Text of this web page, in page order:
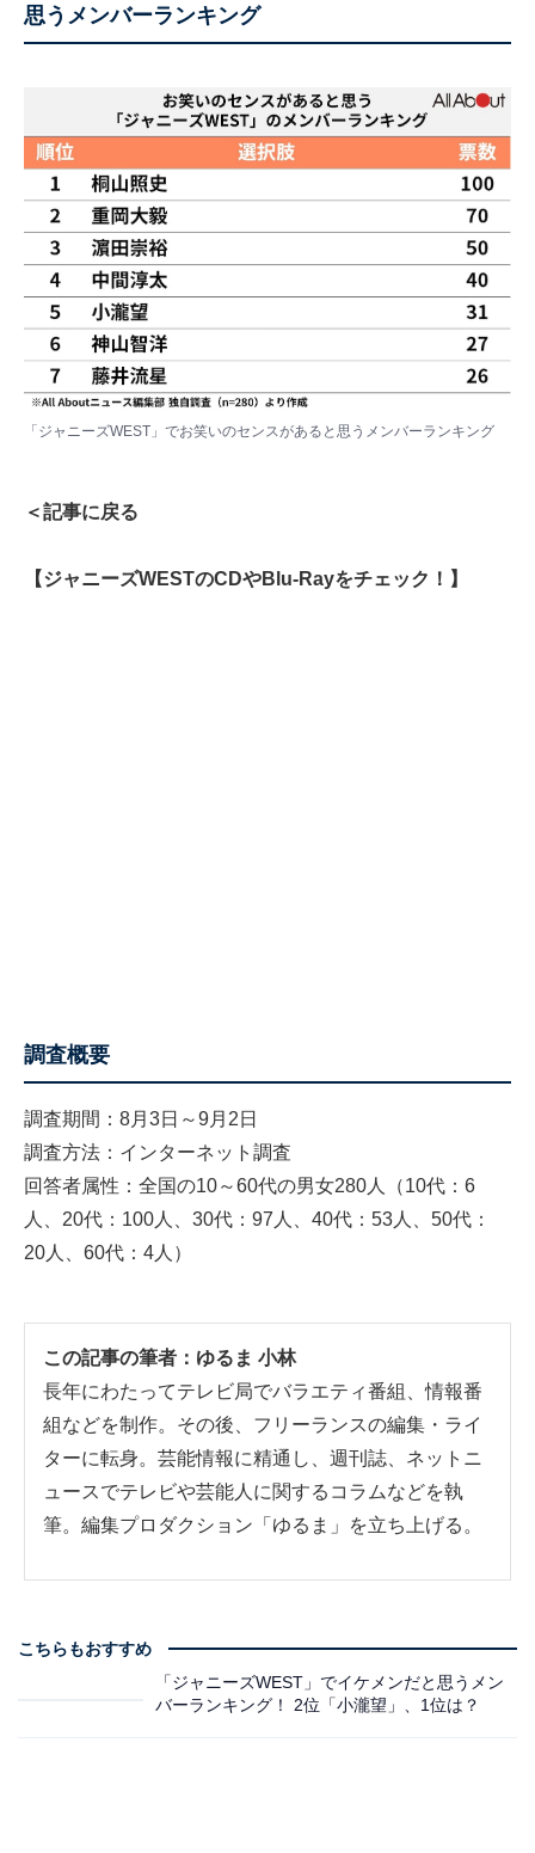
思うメンバーランキング
「ジャニーズWEST」でお笑いのセンスがあると思うメンバーランキング
＜記事に戻る
【ジャニーズWESTのCDやBlu-Rayをチェック！】
調査概要
調査期間：8月3日～9月2日
調査方法：インターネット調査
回答者属性：全国の10～60代の男女280人（10代：6
人、20代：100人、30代：97人、40代：53人、50代：
20人、60代：4人）
この記事の筆者： ゆるま 小林
長年にわたってテレビ局でバラエティ番組、情報番
組などを制作。その後、フリーランスの編集・ライ
ターに転身。芸能情報に精通し、週刊誌、ネットニ
ュースでテレビや芸能人に関するコラムなどを執
筆。編集プロダクション「ゆるま」を立ち上げる。
こちらもおすすめ
「ジャニーズWEST」でイケメンだと思うメン
バーランキング！ 2位「小瀧望」、1位は？